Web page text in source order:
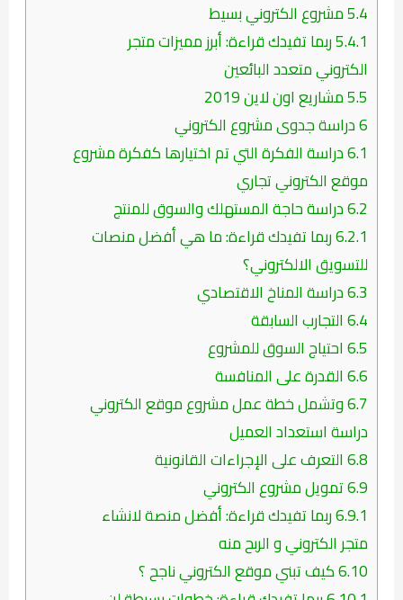
5.4مشروع الكتروني بسيط
5.4.1ربما تفيدك قراءة: أبرز مميزات متجر
الكتروني متعدد البائعين
5.5مشاريع اون لاين 2019
6دراسة جدوى مشروع الكتروني
6.1دراسة الفكرة التي تم اختيارها كفكرة مشروع
موقع الكتروني تجاري
6.2دراسة حاجة المستهلك والسوق للمنتج
6.2.1ربما تفيدك قراءة: ما هي أفضل منصات
للتسويق الالكتروني؟
6.3دراسة المناخ الاقتصادي
6.4التجارب السابقة
6.5احتياج السوق للمشروع
6.6القدرة على المنافسة
6.7وتشمل خطة عمل مشروع موقع الكتروني
دراسة استعداد العميل
6.8التعرف على الإجراءات القانونية
6.9تمويل مشروع الكتروني
6.9.1ربما تفيدك قراءة: أفضل منصة لانشاء
متجر الكتروني و الربح منه
6.10كيف تبني موقع الكتروني ناجح ؟